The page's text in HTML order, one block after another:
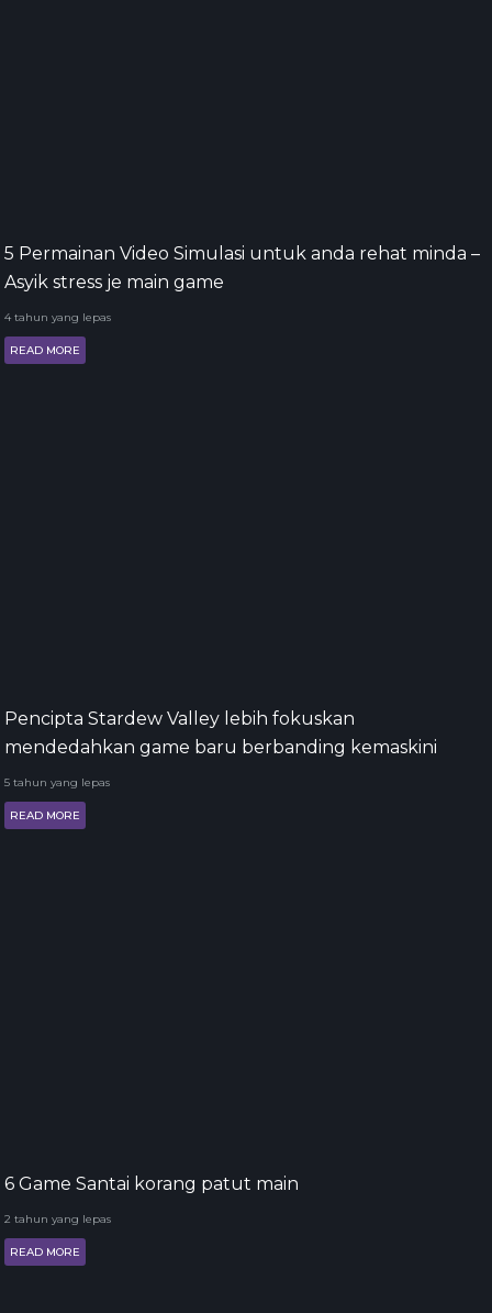
5 Permainan Video Simulasi untuk anda rehat minda –
Asyik stress je main game
4 tahun yang lepas
READ MORE
Pencipta Stardew Valley lebih fokuskan
mendedahkan game baru berbanding kemaskini
5 tahun yang lepas
READ MORE
6 Game Santai korang patut main
2 tahun yang lepas
READ MORE